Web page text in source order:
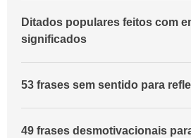
Ditados populares feitos com
significados
53 frases sem sentido para
49 frases desmotivacionais